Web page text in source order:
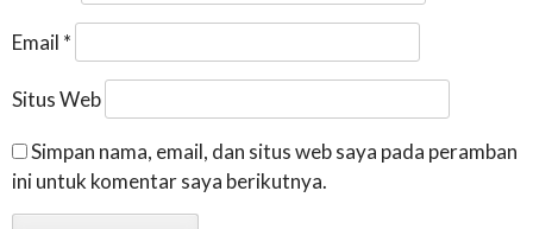
Email *
Situs Web
Simpan nama, email, dan situs web saya pada peramban
ini untuk komentar saya berikutnya.